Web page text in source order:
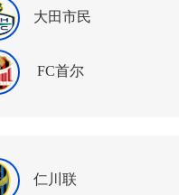
大田市民
FC首尔
仁川联